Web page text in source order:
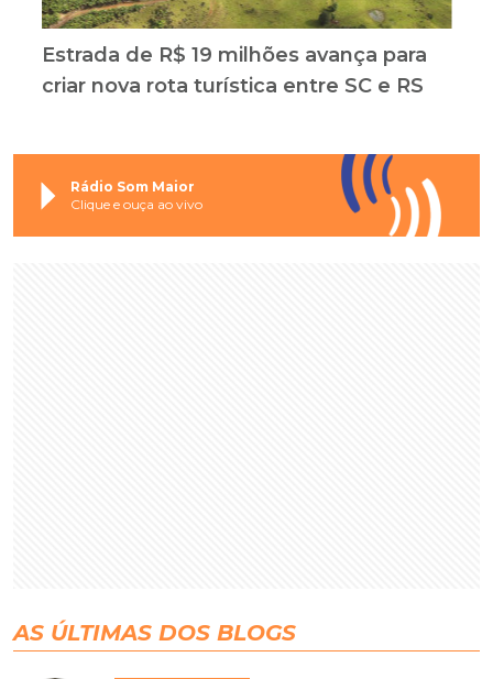
Estrada de R$ 19 milhões avança para
criar nova rota turística entre SC e RS
Rádio Som Maior
Clique e ouça ao vivo
AS ÚLTIMAS DOS BLOGS